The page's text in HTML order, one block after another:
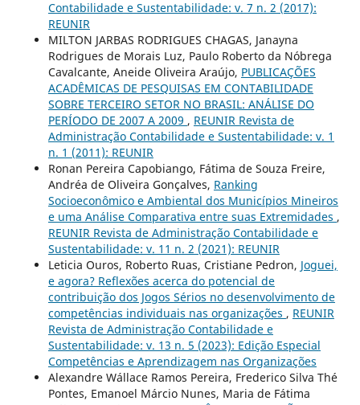
Contabilidade e Sustentabilidade: v. 7 n. 2 (2017):
REUNIR
MILTON JARBAS RODRIGUES CHAGAS, Janayna
Rodrigues de Morais Luz, Paulo Roberto da Nóbrega
Cavalcante, Aneide Oliveira Araújo, PUBLICAÇÕES
ACADÊMICAS DE PESQUISAS EM CONTABILIDADE
SOBRE TERCEIRO SETOR NO BRASIL: ANÁLISE DO
PERÍODO DE 2007 A 2009 , REUNIR Revista de
Administração Contabilidade e Sustentabilidade: v. 1
n. 1 (2011): REUNIR
Ronan Pereira Capobiango, Fátima de Souza Freire,
Andréa de Oliveira Gonçalves, Ranking
Socioeconômico e Ambiental dos Municípios Mineiros
e uma Análise Comparativa entre suas Extremidades ,
REUNIR Revista de Administração Contabilidade e
Sustentabilidade: v. 11 n. 2 (2021): REUNIR
Leticia Ouros, Roberto Ruas, Cristiane Pedron, Joguei,
e agora? Reflexões acerca do potencial de
contribuição dos Jogos Sérios no desenvolvimento de
competências individuais nas organizações , REUNIR
Revista de Administração Contabilidade e
Sustentabilidade: v. 13 n. 5 (2023): Edição Especial
Competências e Aprendizagem nas Organizações
Alexandre Wállace Ramos Pereira, Frederico Silva Thé
Pontes, Emanoel Márcio Nunes, Maria de Fátima